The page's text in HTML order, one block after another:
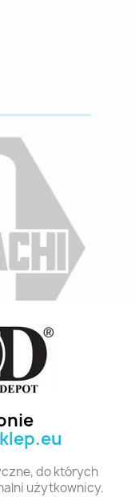
do których
użytkownicy.
kategorii